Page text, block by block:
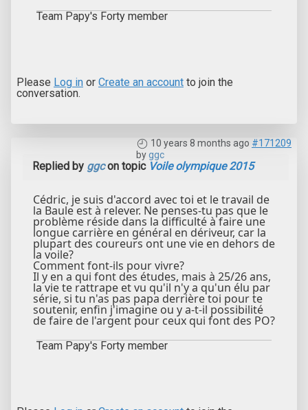
Team Papy's Forty member
Please Log in or Create an account to join the
conversation.
10 years 8 months ago #171209
byggc
Replied by ggcon topic Voile olympique 2015
Cédric, je suis d'accord avec toi et le travail de
la Baule est à relever. Ne penses-tu pas que le
problème réside dans la difficulté à faire une
longue carrière en général en dériveur, car la
plupart des coureurs ont une vie en dehors de
la voile?
Comment font-ils pour vivre?
Il y en a qui font des études, mais à 25/26 ans,
la vie te rattrape et vu qu'il n'y a qu'un élu par
série, si tu n'as pas papa derrière toi pour te
soutenir, enfin j'imagine ou y a-t-il possibilité
de faire de l'argent pour ceux qui font des PO?
Team Papy's Forty member